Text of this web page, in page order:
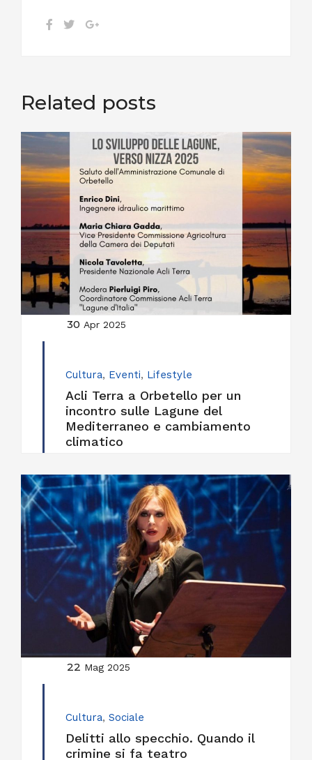
Related posts
30 Apr 2025
Cultura, Eventi, Lifestyle
Acli Terra a Orbetello per un
incontro sulle Lagune del
Mediterraneo e cambiamento
climatico
22 Mag 2025
Cultura, Sociale
Delitti allo specchio. Quando il
crimine si fa teatro